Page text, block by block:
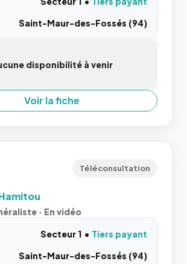
Saint-Maur-des-Fossés (94)
disponibilité à venir
Voir la fiche
Téléconsultation
· En vidéo
Secteur 1
Tiers payant
Saint-Maur-des-Fossés (94)